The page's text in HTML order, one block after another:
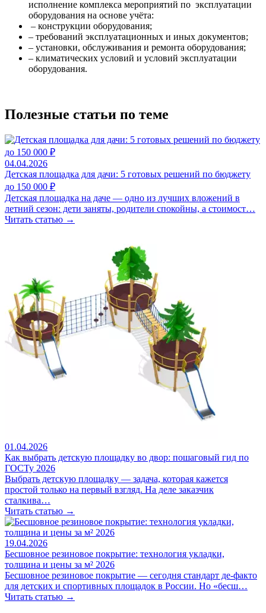
исполнение комплекса мероприятий по эксплуатации
оборудования на основе учёта:
– конструкции оборудования;
– требований эксплуатационных и иных документов;
– установки, обслуживания и ремонта оборудования;
– климатических условий и условий эксплуатации
оборудования.
Полезные статьи по теме
04.04.2026
Детская площадка для дачи: 5 готовых решений по бюджету
до 150 000 ₽
Детская площадка на даче — одно из лучших вложений в
летний сезон: дети заняты, родители спокойны, а стоимост…
Читать статью →
01.04.2026
Как выбрать детскую площадку во двор: пошаговый гид по
ГОСТу 2026
Выбрать детскую площадку — задача, которая кажется
простой только на первый взгляд. На деле заказчик
сталкива…
Читать статью →
19.04.2026
Бесшовное резиновое покрытие: технология укладки,
толщина и цены за м² 2026
Бесшовное резиновое покрытие — сегодня стандарт де-факто
для детских и спортивных площадок в России. Но «бесш…
Читать статью →